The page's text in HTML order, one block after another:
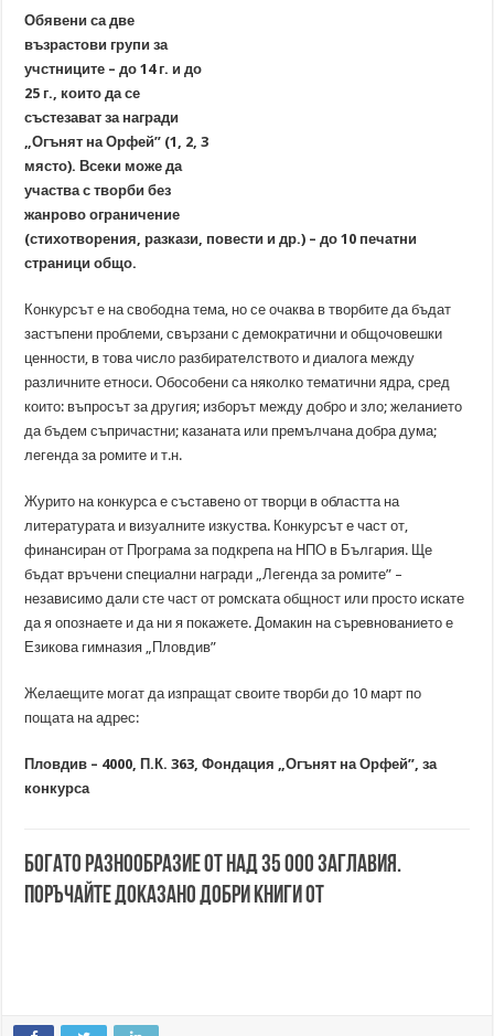
Виктор Юго: „Книгите са верни и безстрастни приятели“
Обявени са две
възрастови групи за
учстниците – до 14 г. и до
25 г., които да се
състезават за награди
„Огънят на Орфей” (1, 2, 3
място). Всеки може да
участва с творби без
жанрово ограничение
(стихотворения, разкази, повести и др.) – до 10 печатни
страници общо.
Конкурсът е на свободна тема, но се очаква в творбите да бъдат
застъпени проблеми, свързани с демократични и общочовешки
ценности, в това число разбирателството и диалога между
различните етноси. Обособени са няколко тематични ядра, сред
които: въпросът за другия; изборът между добро и зло; желанието
да бъдем съпричастни; казаната или премълчана добра дума;
легенда за ромите и т.н.
Журито на конкурса е съставено от творци в областта на
литературата и визуалните изкуства. Конкурсът е част от,
финансиран от Програма за подкрепа на НПО в България. Ще
бъдат връчени специални награди „Легенда за ромите” –
независимо дали сте част от ромската общност или просто искате
да я опознаете и да ни я покажете. Домакин на съревнованието е
Езикова гимназия „Пловдив”
Желаещите могат да изпращат своите творби до 10 март по
пощата на адрес:
Пловдив – 4000, П.К. 363, Фондация „Огънят на Орфей”, за
конкурса
Богато разнообразие от над 35 000 заглавия.
Поръчайте доказано добри книги от